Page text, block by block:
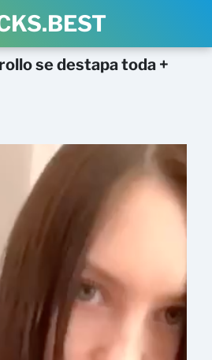
se destapa toda +